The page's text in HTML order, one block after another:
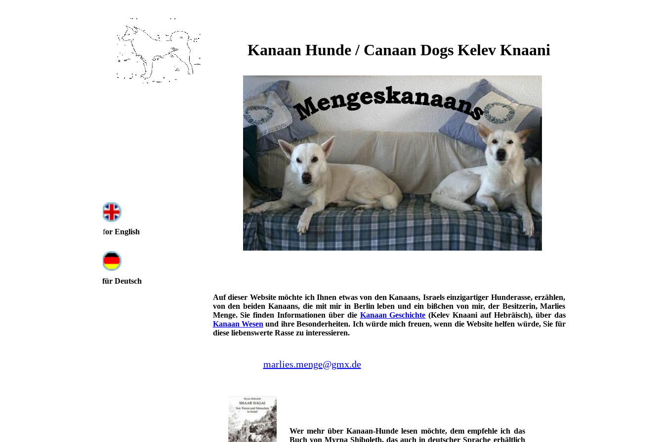
for English
für Deutsch
Kanaan Hunde / Canaan Dogs Kelev Knaani
Auf dieser Website möchte ich Ihnen etwas von den Kanaans, Israels einzigartiger Hunderasse, erzählen,
von den beiden Kanaans, die mit mir in Berlin leben und ein bißchen von mir, der Besitzerin, Marlies
Menge. Sie finden Informationen über die Kanaan Geschichte (Kelev Knaani auf Hebräisch), über das
Kanaan Wesen und ihre Besonderheiten. Ich würde mich freuen, wenn die Website helfen würde, Sie für
diese liebenswerte Rasse zu interessieren.
marlies.menge@gmx.de
Wer mehr über Kanaan-Hunde lesen möchte, dem empfehle ich das
Buch von Myrna Shiboleth, das auch in deutscher Sprache erhältlich